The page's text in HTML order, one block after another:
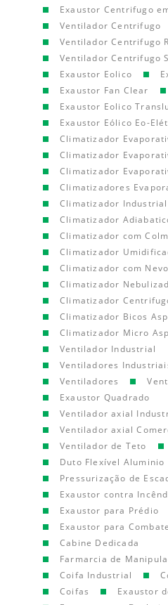
Exaustor Centrifugo
Ventilador Centrifugo
Ventilador Centrifugo
Ventilador Centrifugo
Exaustor Eolico
Exaustor Fan Clear
Exaustor Eolico
Exaustor Eólico Eo-
Climatizador
Climatizador
Climatizador
Climatizadores
Climatizador Industrial
Climatizador
Climatizador com
Climatizador
Climatizador com
Climatizador
Climatizador
Climatizador Bicos
Climatizador Micro
Ventilador Industrial
Ventiladores
Ventiladores
Exaustor Quadrado
Ventilador axial
Ventilador axial
Ventilador de Teto
Duto Flexível Aluminio
Pressurização de
Exaustor contra
Exaustor para Prédio
Exaustor para
Cabine Dedicada
Farmarcia de
Coifa Industrial
Coifas
Exaustor